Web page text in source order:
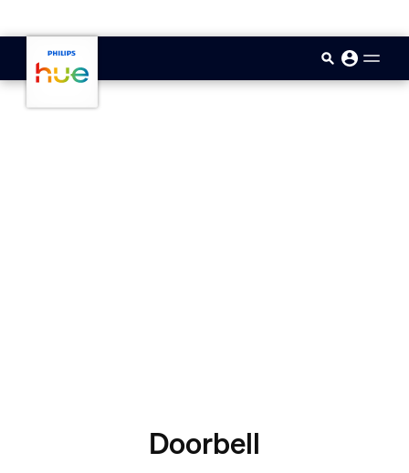
Doorbell